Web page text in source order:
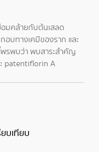
มคล้ายกับต้นเสลด
บทางเคมีของราก และ
พรพบว่า พบสาระสำคัญ
patentiflorin A
ยบเทียบ